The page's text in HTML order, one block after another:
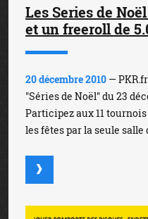
Les Series de
et un freeroll de
20 décembre 2010 —
"Séries de Noël" du 23
Participez aux 11
les fêtes par la seule salle